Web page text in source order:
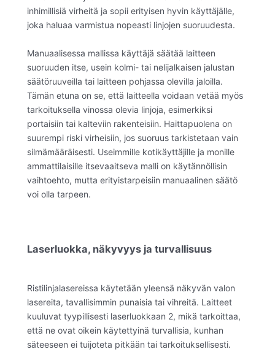
inhimillisiä virheitä ja sopii erityisen hyvin käyttäjälle,
joka haluaa varmistua nopeasti linjojen suoruudesta.
Manuaalisessa mallissa käyttäjä säätää laitteen
suoruuden itse, usein kolmi- tai nelijalkaisen jalustan
säätöruuveilla tai laitteen pohjassa olevilla jaloilla.
Tämän etuna on se, että laitteella voidaan vetää myös
tarkoituksella vinossa olevia linjoja, esimerkiksi
portaisiin tai kalteviin rakenteisiin. Haittapuolena on
suurempi riski virheisiin, jos suoruus tarkistetaan vain
silmämääräisesti. Useimmille kotikäyttäjille ja monille
ammattilaisille itsevaaitseva malli on käytännöllisin
vaihtoehto, mutta erityistarpeisiin manuaalinen säätö
voi olla tarpeen.
Laserluokka, näkyvyys ja turvallisuus
Ristilinjalasereissa käytetään yleensä näkyvän valon
lasereita, tavallisimmin punaisia tai vihreitä. Laitteet
kuuluvat tyypillisesti laserluokkaan 2, mikä tarkoittaa,
että ne ovat oikein käytettyinä turvallisia, kunhan
säteeseen ei tuijoteta pitkään tai tarkoituksellisesti.